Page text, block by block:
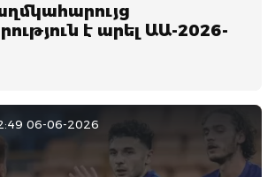
է արել ԱԱ-2026-
06-06-2026